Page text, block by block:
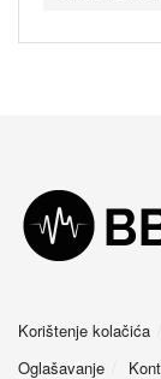
Korištenje kolačića
Oglašavanje